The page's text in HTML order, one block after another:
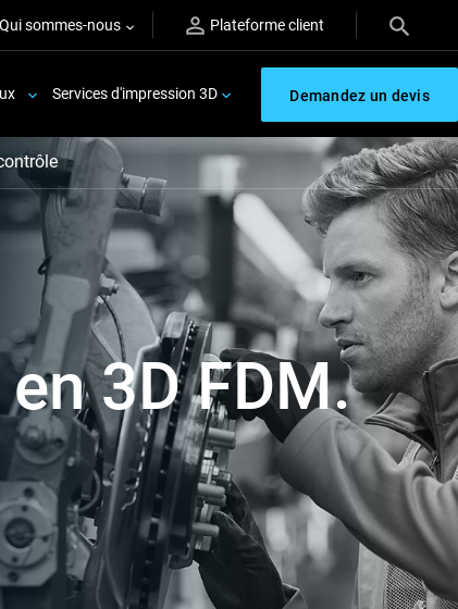
Qui sommes-nous Plateforme client
Services d'impression 3D Demandez un devis
3D FDM.